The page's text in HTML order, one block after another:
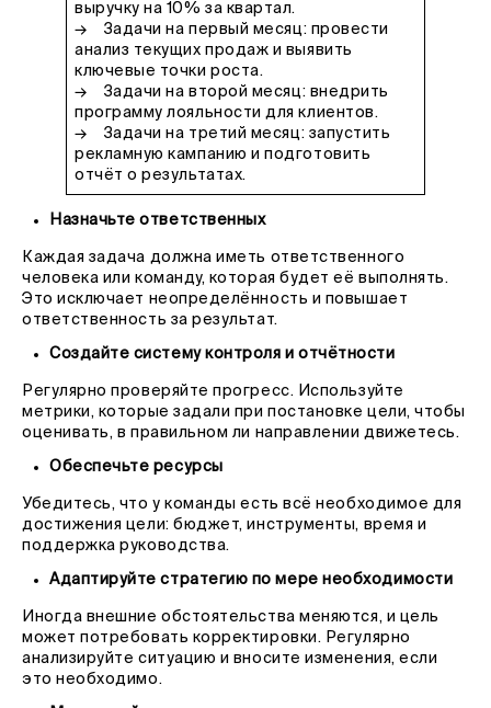
выручку на 10% за квартал.
→ Задачи на первый месяц: провести
анализ текущих продаж и выявить
ключевые точки роста.
→ Задачи на второй месяц: внедрить
программу лояльности для клиентов.
→ Задачи на третий месяц: запустить
рекламную кампанию и подготовить
отчёт о результатах.
Назначьте ответственных
Каждая задача должна иметь ответственного
человека или команду, которая будет её выполнять.
Это исключает неопределённость и повышает
ответственность за результат.
Создайте систему контроля и отчётности
Регулярно проверяйте прогресс. Используйте
метрики, которые задали при постановке цели, чтобы
оценивать, в правильном ли направлении движетесь.
Обеспечьте ресурсы
Убедитесь, что у команды есть всё необходимое для
достижения цели: бюджет, инструменты, время и
поддержка руководства.
Адаптируйте стратегию по мере необходимости
Иногда внешние обстоятельства меняются, и цель
может потребовать корректировки. Регулярно
анализируйте ситуацию и вносите изменения, если
это необходимо.